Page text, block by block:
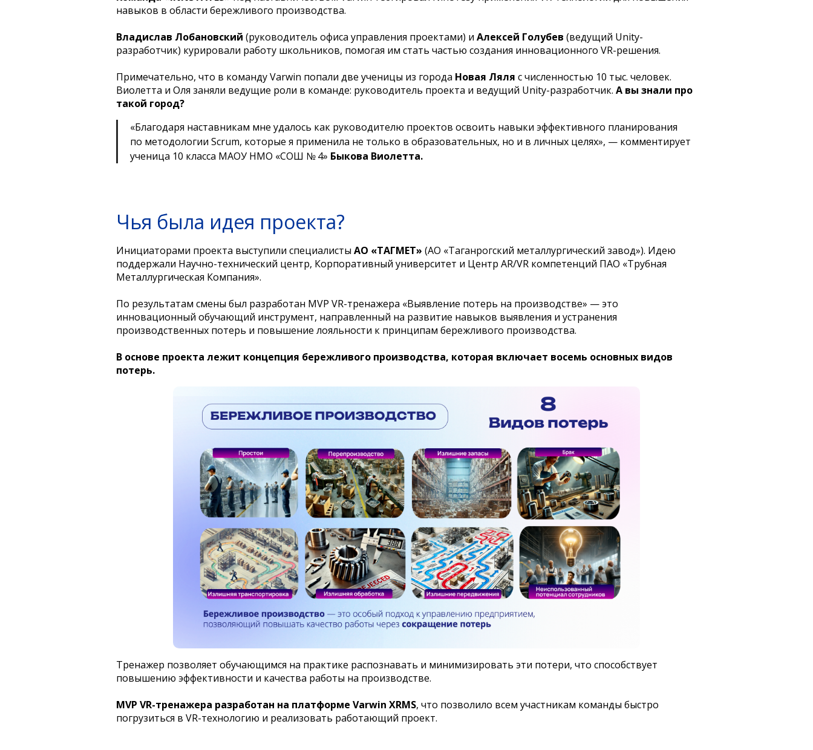
навыков в области бережливого производства.
Владислав Лобановский (руководитель офиса управления проектами) и Алексей Голубев (ведущий Unity-
разработчик) курировали работу школьников, помогая им стать частью создания инновационного VR-решения.
Примечательно, что в команду Varwin попали две ученицы из города Новая Ляля с численностью 10 тыс. человек.
Виолетта и Оля заняли ведущие роли в команде: руководитель проекта и ведущий Unity-разработчик. А вы знали про
такой город?
«Благодаря наставникам мне удалось как руководителю проектов освоить навыки эффективного планирования
по методологии Scrum, которые я применила не только в образовательных, но и в личных целях», — комментирует
ученица 10 класса МАОУ НМО «СОШ № 4» Быкова Виолетта.
Чья была идея проекта?
Инициаторами проекта выступили специалисты АО «ТАГМЕТ» (АО «Таганрогский металлургический завод»). Идею
поддержали Научно-технический центр, Корпоративный университет и Центр AR/VR компетенций ПАО «Трубная
Металлургическая Компания».
По результатам смены был разработан MVP VR-тренажера «Выявление потерь на производстве» — это
инновационный обучающий инструмент, направленный на развитие навыков выявления и устранения
производственных потерь и повышение лояльности к принципам бережливого производства.
В основе проекта лежит концепция бережливого производства, которая включает восемь основных видов
потерь.
Тренажер позволяет обучающимся на практике распознавать и минимизировать эти потери, что способствует
повышению эффективности и качества работы на производстве.
МVP VR-тренажера разработан на платформе Varwin XRMS, что позволило всем участникам команды быстро
погрузиться в VR-технологию и реализовать работающий проект.